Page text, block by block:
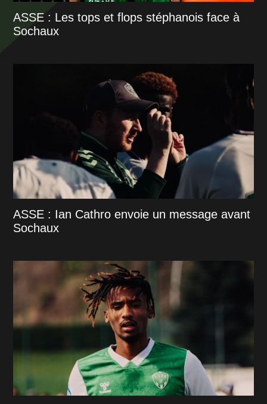
ASSE : Les tops et flops stéphanois face à
Sochaux
ASSE : Ian Cathro envoie un message avant
Sochaux